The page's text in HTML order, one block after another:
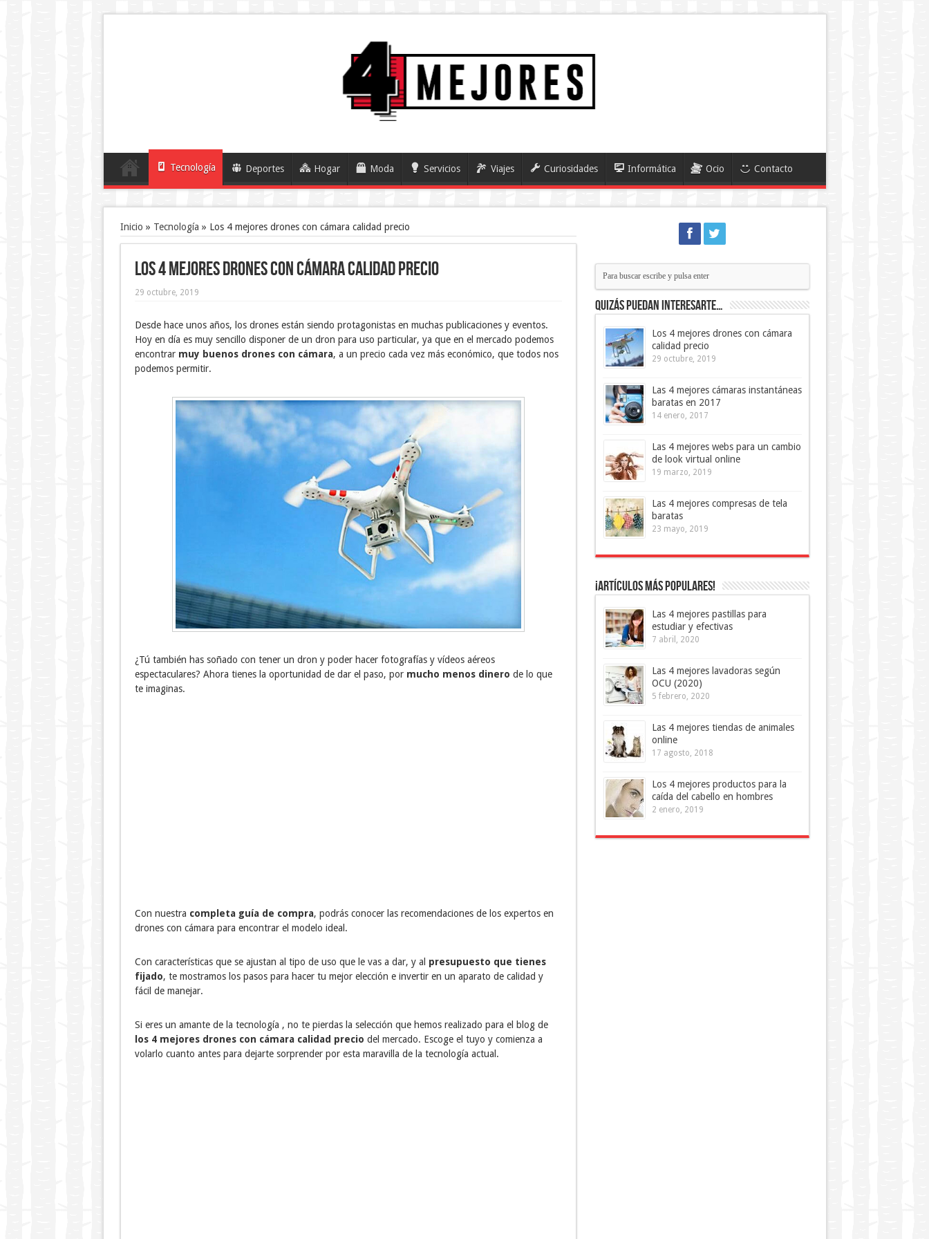
Tecnología Deportes Hogar Moda Servicios Viajes Curiosidades Informática Ocio Contacto
Inicio » Tecnología » Los 4 mejores drones con cámara calidad precio
Los 4 mejores drones con cámara calidad precio
29 octubre, 2019
Desde hace unos años, los drones están siendo protagonistas en muchas publicaciones y eventos.
Hoy en día es muy sencillo disponer de un dron para uso particular, ya que en el mercado podemos
encontrar muy buenos drones con cámara, a un precio cada vez más económico, que todos nos
podemos permitir.
¿Tú también has soñado con tener un dron y poder hacer fotografías y vídeos aéreos
espectaculares? Ahora tienes la oportunidad de dar el paso, por mucho menos dinero de lo que
te imaginas.
Con nuestra completa guía de compra, podrás conocer las recomendaciones de los expertos en
drones con cámara para encontrar el modelo ideal.
Con características que se ajustan al tipo de uso que le vas a dar, y al presupuesto que tienes
fijado, te mostramos los pasos para hacer tu mejor elección e invertir en un aparato de calidad y
fácil de manejar.
Si eres un amante de la tecnología , no te pierdas la selección que hemos realizado para el blog de
los 4 mejores drones con cámara calidad precio del mercado. Escoge el tuyo y comienza a
volarlo cuanto antes para dejarte sorprender por esta maravilla de la tecnología actual.
Quizás puedan interesarte…
Los 4 mejores drones con cámara
calidad precio
29 octubre, 2019
Las 4 mejores cámaras instantáneas
baratas en 2017
14 enero, 2017
Las 4 mejores webs para un cambio
de look virtual online
19 marzo, 2019
Las 4 mejores compresas de tela
baratas
23 mayo, 2019
¡Artículos más Populares!
Las 4 mejores pastillas para
estudiar y efectivas
7 abril, 2020
Las 4 mejores lavadoras según
OCU (2020)
5 febrero, 2020
Las 4 mejores tiendas de animales
online
17 agosto, 2018
Los 4 mejores productos para la
caída del cabello en hombres
2 enero, 2019